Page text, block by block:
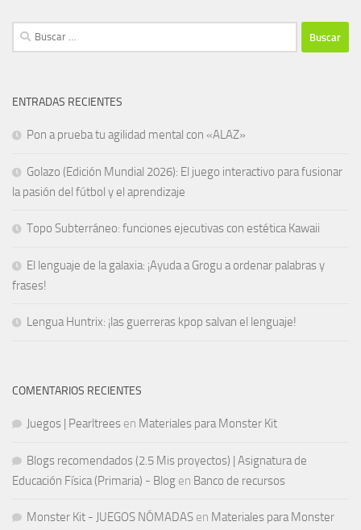
Buscar:
ENTRADAS RECIENTES
Pon a prueba tu agilidad mental con «ALAZ»
Golazo (Edición Mundial 2026): El juego interactivo para fusionar
la pasión del fútbol y el aprendizaje
Topo Subterráneo: funciones ejecutivas con estética Kawaii
El lenguaje de la galaxia: ¡Ayuda a Grogu a ordenar palabras y
frases!
Lengua Huntrix: ¡las guerreras kpop salvan el lenguaje!
COMENTARIOS RECIENTES
Juegos | Pearltrees en Materiales para Monster Kit
Blogs recomendados (2.5 Mis proyectos) | Asignatura de
Educación Física (Primaria) - Blog en Banco de recursos
Monster Kit - JUEGOS NÓMADAS en Materiales para Monster